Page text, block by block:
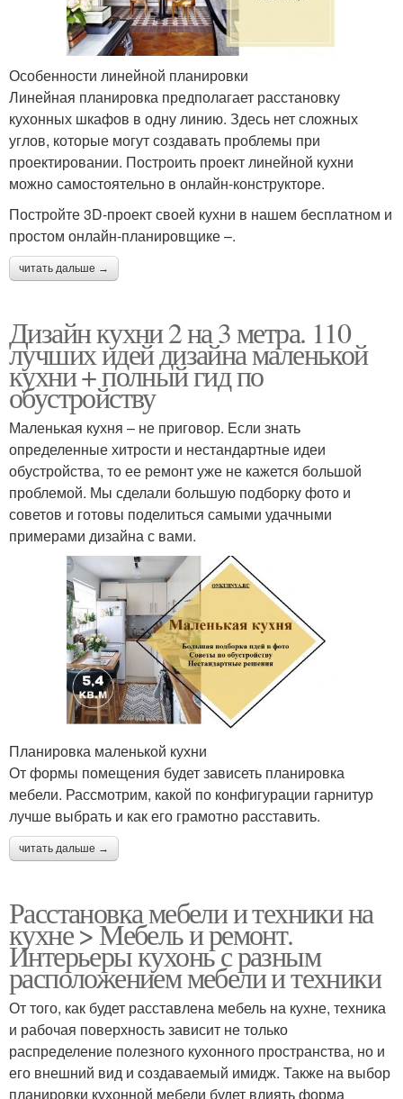
Особенности линейной планировки
Линейная планировка предполагает расстановку
кухонных шкафов в одну линию. Здесь нет сложных
углов, которые могут создавать проблемы при
проектировании. Построить проект линейной кухни
можно самостоятельно в онлайн-конструкторе.
Постройте 3D-проект своей кухни в нашем бесплатном и
простом онлайн-планировщике –.
читать дальше →
Дизайн кухни 2 на 3 метра. 110
лучших идей дизайна маленькой
кухни + полный гид по
обустройству
Маленькая кухня – не приговор. Если знать
определенные хитрости и нестандартные идеи
обустройства, то ее ремонт уже не кажется большой
проблемой. Мы сделали большую подборку фото и
советов и готовы поделиться самыми удачными
примерами дизайна с вами.
Планировка маленькой кухни
От формы помещения будет зависеть планировка
мебели. Рассмотрим, какой по конфигурации гарнитур
лучше выбрать и как его грамотно расставить.
читать дальше →
Расстановка мебели и техники на
кухне > Мебель и ремонт.
Интерьеры кухонь с разным
расположением мебели и техники
От того, как будет расставлена мебель на кухне, техника
и рабочая поверхность зависит не только
распределение полезного кухонного пространства, но и
его внешний вид и создаваемый имидж. Также на выбор
планировки кухонной мебели будет влиять форма